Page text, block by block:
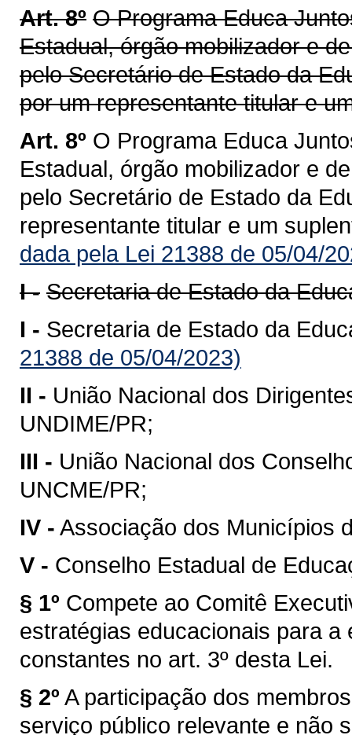
Art. 8º O Programa Educa
Estadual, órgão mobilizador e
pelo Secretário de Estado da
por um representante titular e
Art. 8º O Programa Educa
Estadual, órgão mobilizador e
pelo Secretário de Estado da
representante titular e um
dada pela Lei 21388 de 05/04/
I - Secretaria de Estado da
I - Secretaria de Estado da
21388 de 05/04/2023)
II - União Nacional dos
UNDIME/PR;
III - União Nacional dos
UNCME/PR;
IV - Associação dos Municípios
V - Conselho Estadual de
§ 1º Compete ao Comitê
estratégias educacionais para
constantes no art. 3º desta Lei.
§ 2º A participação dos
serviço público relevante e não